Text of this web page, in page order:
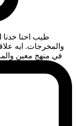
طيب احنا خدنا
والمخرجات. ايه
في منهج معين